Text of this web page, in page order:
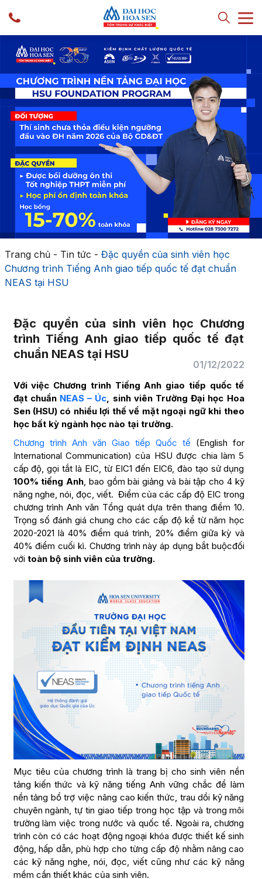
Trang chủ- Tin tức - Đặc quyền của sinh viên học
Chương trình Tiếng Anh giao tiếp quốc tế đạt chuẩn
NEAS tại HSU
Đặc quyền của sinh viên học Chương
trình Tiếng Anh giao tiếp quốc tế đạt
chuẩn NEAS tại HSU
01/12/2022
Với việc Chương trình Tiếng Anh giao tiếp quốc tế
đạt chuẩn NEAS – Úc, sinh viên Trường Đại học Hoa
Sen (HSU) có nhiều lợi thế về mặt ngoại ngữ khi theo
học bất kỳ ngành học nào tại trường.
Chương trình Anh văn Giao tiếp Quốc tế (English for
International Communication) của HSU được chia làm 5
cấp độ, gọi tắt là EIC, từ EIC1 đến EIC6, đào tạo sử dụng
100% tiếng Anh, bao gồm bài giảng và bài tập cho 4 kỹ
năng nghe, nói, đọc, viết. Điểm của các cấp độ EIC trong
chương trình Anh văn Tổng quát dựa trên thang điểm 10.
Trọng số đánh giá chung cho các cấp độ kể từ năm học
2020-2021 là 40% điểm quá trình, 20% điểm giữa kỳ và
40% điểm cuối kì. Chương trình này áp dụng bắt buộcđối
với toàn bộ sinh viên của trường.
Mục tiêu của chương trình là trang bị cho sinh viên nền
tảng kiến thức và kỹ năng tiếng Anh vững chắc để làm
nền tảng bổ trợ việc nâng cao kiến thức, trau dồi kỹ năng
chuyên ngành, tự tin giao tiếp trong học tập và trong môi
trường làm việc trong nước và quốc tế. Ngoài ra, chương
trình còn có các hoạt động ngoại khóa được thiết kế sinh
động, hấp dẫn, phù hợp cho từng cấp độ nhằm nâng cao
các kỹ năng nghe, nói, đọc, viết cũng như các kỹ năng
mềm cần thiết khác của sinh viên.